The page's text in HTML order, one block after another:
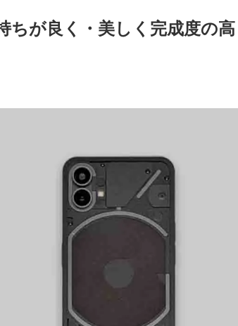
が良く・美しく完成度の高